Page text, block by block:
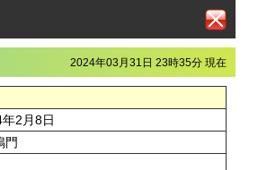
2024年03月31日 23時35分 現在
2月8日
門